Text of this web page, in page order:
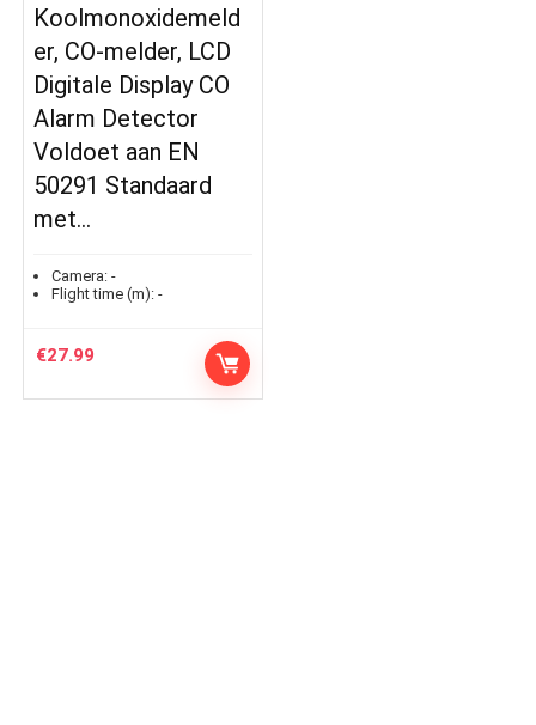
Koolmonoxidemeld
er, CO-melder, LCD
Digitale Display CO
Alarm Detector
Voldoet aan EN
50291 Standaard
met…
Camera: -
Flight time (m): -
€27.99